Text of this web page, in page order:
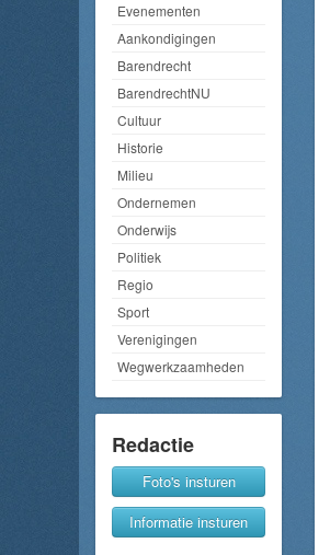
Evenementen
Aankondigingen
Barendrecht
BarendrechtNU
Cultuur
Historie
Milieu
Ondernemen
Onderwijs
Politiek
Regio
Sport
Verenigingen
Wegwerkzaamheden
Redactie
Foto's insturen
Informatie insturen